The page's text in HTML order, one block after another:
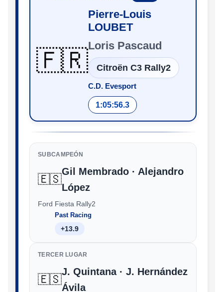
🇫🇷
Pierre-Louis
LOUBET
Loris Pascaud
Citroën C3 Rally2
C.D. Evesport
1:05:56.3
SUBCAMPEÓN
🇪🇸
Gil Membrado · Alejandro
López
Ford Fiesta Rally2
Past Racing
+13.9
TERCER LUGAR
🇪🇸
J. Quintana · J. Hernández
Ávila